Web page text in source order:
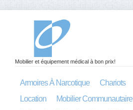
Mobilier et équipement médical à bon prix!
Armoires À Narcotique Chariots
Location
Mobilier Communautaire